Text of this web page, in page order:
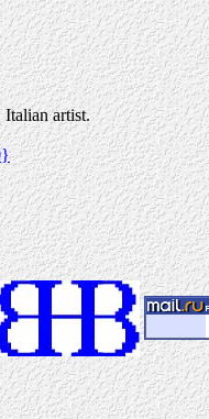
Italian artist.